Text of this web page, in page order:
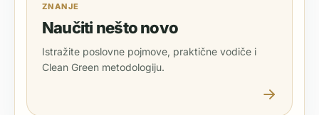
ZNANJE
Naučiti nešto novo
Istražite poslovne pojmove, praktične vodiče i
Clean Green metodologiju.